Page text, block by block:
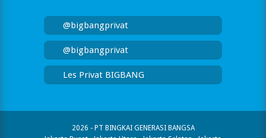
@bigbangprivat
@bigbangprivat
Les Privat BIGBANG
2026 - PT BINGKAI GENERASI BANGSA